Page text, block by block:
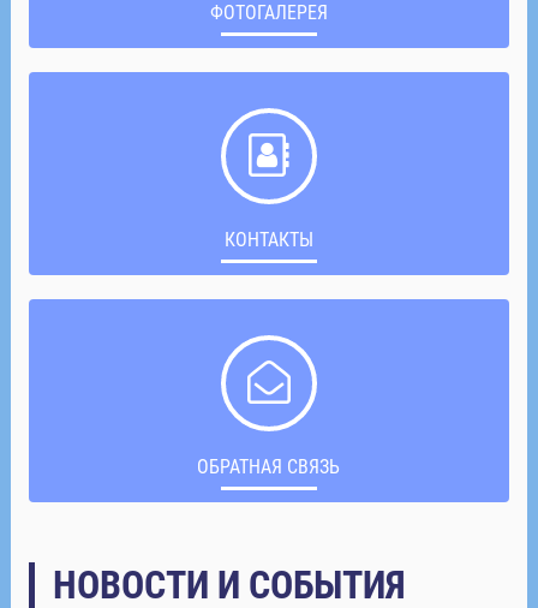
ФОТОГАЛЕРЕЯ
КОНТАКТЫ
ОБРАТНАЯ СВЯЗЬ
НОВОСТИ И СОБЫТИЯ